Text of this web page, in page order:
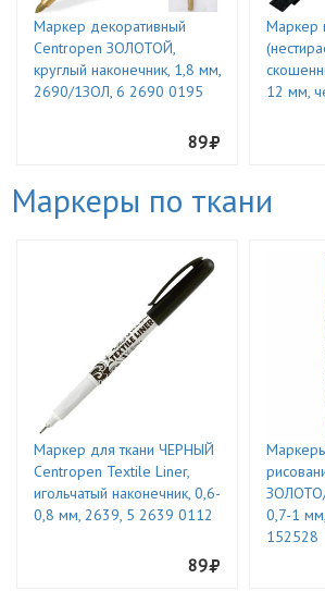
Маркер декоративный
Centropen ЗОЛОТОЙ,
круглый наконечник, 1,8 мм,
2690/1ЗОЛ, 6 2690 0195
89
Маркер
12 мм,
Маркеры по ткани
Маркер для ткани ЧЕРНЫЙ
Centropen Textile Liner,
игольчатый наконечник, 0,6-
0,8 мм, 2639, 5 2639 0112
89
0,7-1 мм,
152528